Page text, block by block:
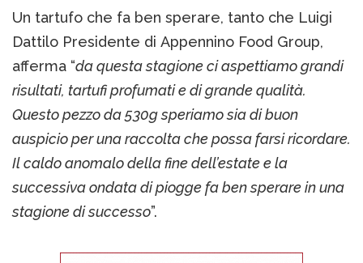
Un tartufo che fa ben sperare, tanto che Luigi
Dattilo Presidente di Appennino Food Group,
afferma “da questa stagione ci aspettiamo grandi
risultati, tartufi profumati e di grande qualità.
Questo pezzo da 530g speriamo sia di buon
auspicio per una raccolta che possa farsi ricordare.
Il caldo anomalo della fine dell’estate e la
successiva ondata di piogge fa ben sperare in una
stagione di successo”.